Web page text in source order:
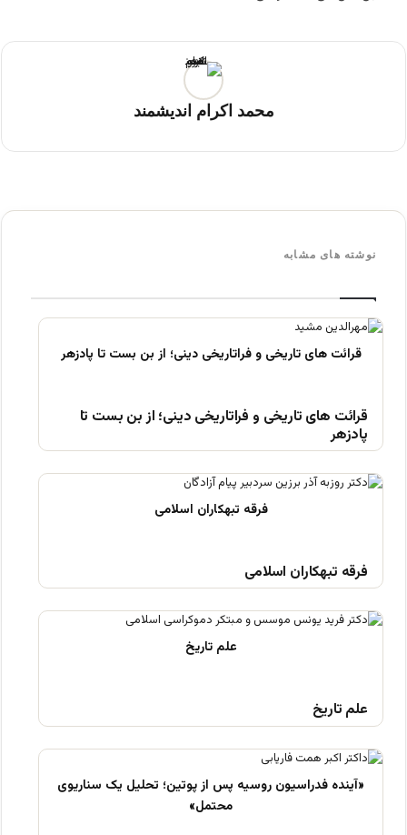
محمد اکرام اندیشمند
نوشته های مشابه
قرائت های تاریخی و فراتاریخی دینی؛ از بن بست تا
پادزهر
فرقه تبهکاران اسلامی
علم تاریخ